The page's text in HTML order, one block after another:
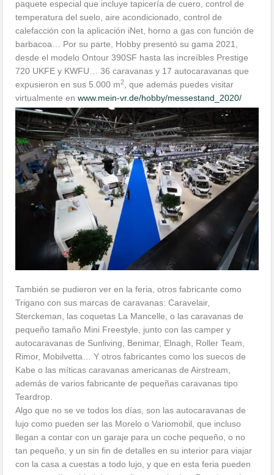
paquete especial que incluye tapicería de cuero, control de
temperatura del suelo, aire acondicionado, control de
calefacción con la aplicación iNet, horno a gas con función de
barbacoa… Por su parte, Hobby presentó su gama 2021,
desde el modelo Ontour 390SF hasta las increíbles Prestige
720 UKFE y KWFU… 36 caravanas y 17 autocaravanas que
expusieron en sus 5.000 m2, que además puedes visitar
virtualmente enwww.mein-vr.de/hobby/messestand_2020/
También se pudieron ver en la feria, otros fabricante como
Trigano con sus marcas de caravanas: Caravelair,
Sterckeman, las coquetas La Mancelle, o las caravanas de
pequeño tamaño Mini Freestyle, junto con las camper y
autocaravanas de Sunliving, Benimar, Elnagh, Roller Team,
Rimor, Mobilvetta… Y otros fabricantes como los suecos de
Kabe o las míticas caravanas americanas de Airstream,
además de varios fabricante de pequeñas caravanas tipo
Teardrop.
Algo que no se ve todos los días, son las autocaravanas de
lujo como pueden ser las Morelo o Variomobil, que incluso
llegan a contar con un garaje para un coche pequeño, o no
tan pequeño, y un sin fin de detalles en su interior para viajar
con la casa a cuestas a todo lujo, y que en esta feria pueden